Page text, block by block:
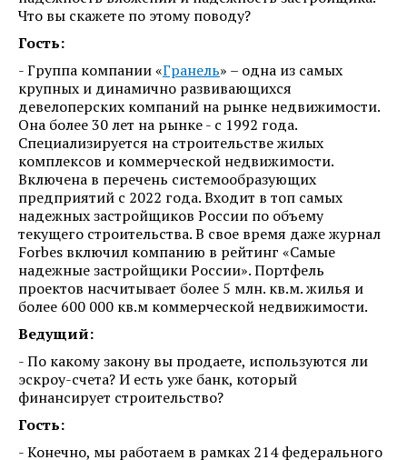
Что вы скажете по этому поводу?
Гость:
- Группа компании «Гранель» – одна из самых
крупных и динамично развивающихся
девелоперских компаний на рынке недвижимости.
Она более 30 лет на рынке - с 1992 года.
Специализируется на строительстве жилых
комплексов и коммерческой недвижимости.
Включена в перечень системообразующих
предприятий с 2022 года. Входит в топ самых
надежных застройщиков России по объему
текущего строительства. В свое время даже журнал
Forbes включил компанию в рейтинг «Самые
надежные застройщики России». Портфель
проектов насчитывает более 5 млн. кв.м. жилья и
более 600 000 кв.м коммерческой недвижимости.
Ведущий:
- По какому закону вы продаете, используются ли
эскроу-счета? И есть уже банк, который
финансирует строительство?
Гость:
- Конечно, мы работаем в рамках 214 федерального